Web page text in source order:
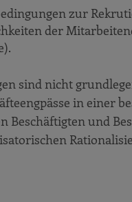
zur
der
sind nicht
in einer
Beschäftigten und